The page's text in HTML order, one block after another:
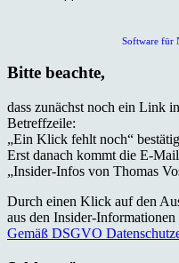
Software für
Bitte beachte,
dass zunächst noch ein Link
Betreffzeile:
„Ein Klick fehlt noch“
Erst danach kommt die E-
„Insider-Infos von Thomas
Durch einen Klick auf den
aus den Insider-Informationen
Gemäß DSGVO